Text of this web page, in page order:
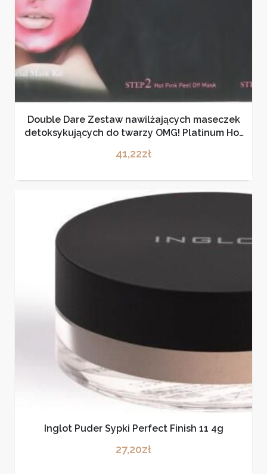
Double Dare Zestaw nawilżających maseczek
detoksykujących do twarzy OMG! Platinum Hot
41,22zł
Inglot Puder Sypki Perfect Finish 11 4g
27,20zł